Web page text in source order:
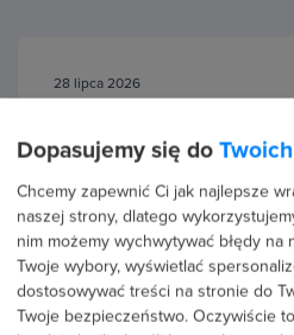
28 lipca 2026
5.0
zawodowym. Dzięki zdobytej
na przebranżowienie i otwarcie
gospodarczej. Kursy… Czytaj
Dopasujemy się do
Chcemy zapewnić Ci jak najlepsze
naszej strony, dlatego
nim możemy wychwytywać błędy na
Twoje wybory, wyświetlać
dostosowywać treści na stronie do
Twoje bezpieczeństwo. Oczywiście